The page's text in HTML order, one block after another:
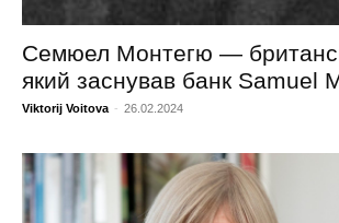
Семюел Монтегю —
який заснував банк Samuel
Viktorij Voitova - 26.02.2024